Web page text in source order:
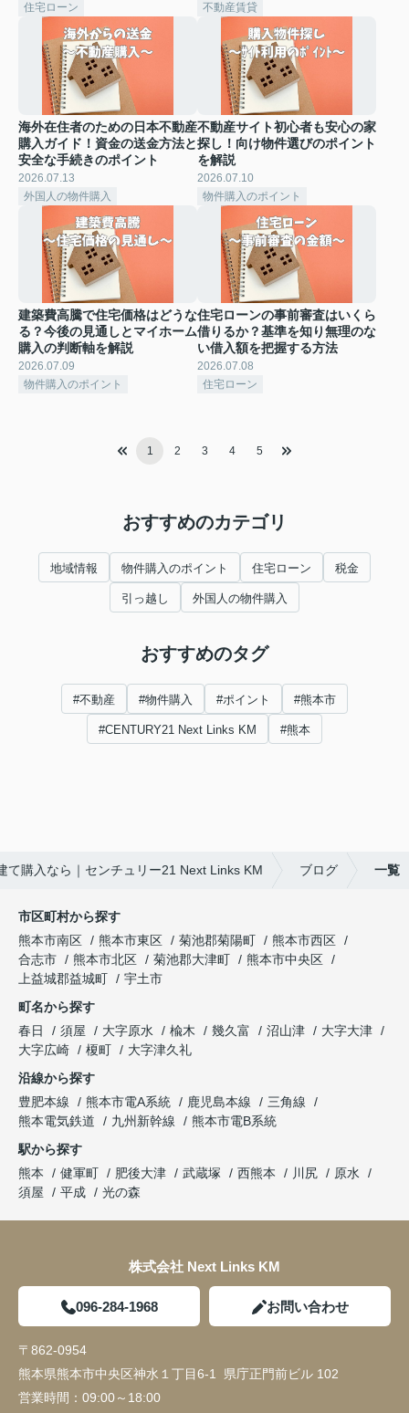
住宅ローン 不動産賃貸
海外在住者のための日本不動産
購入ガイド！資金の送金方法と
安全な手続きのポイント
2026.07.13
外国人の物件購入
不動産サイト初心者も安心の家
探し！向け物件選びのポイント
を解説
2026.07.10
物件購入のポイント
建築費高騰で住宅価格はどうな
る？今後の見通しとマイホーム
購入の判断軸を解説
2026.07.09
物件購入のポイント
住宅ローンの事前審査はいくら
借りるか？基準を知り無理のな
い借入額を把握する方法
2026.07.08
住宅ローン
1 2 3 4 5
おすすめのカテゴリ
地域情報 物件購入のポイント 住宅ローン 税金
引っ越し 外国人の物件購入
おすすめのタグ
#不動産 #物件購入 #ポイント #熊本市
#CENTURY21 Next Links KM #熊本
て購入なら｜センチュリー21 Next Links KM ブログ 一覧
市区町村から探す
熊本市南区
熊本市東区 菊池郡菊陽町
熊本市西区
合志市
熊本市北区 菊池郡大津町
熊本市中央区
上益城郡益城町
宇土市
町名から探す
春日
須屋 大字原水 楡木 幾久富 沼山津
大字大津
大字広崎
榎町
大字津久礼
沿線から探す
豊肥本線
熊本市電A系統 鹿児島本線
三角線
熊本電気鉄道
九州新幹線
熊本市電B系統
駅から探す
熊本
健軍町 肥後大津 武蔵塚 西熊本 川尻
原水
須屋
平成 光の森
株式会社 Next Links KM
096-284-1968 お問い合わせ
〒862-0954
熊本県熊本市中央区神水１丁目6-1 県庁正門前ビル 102
営業時間： 09:00～18:00